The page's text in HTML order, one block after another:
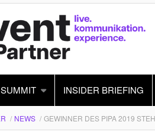
INSIDER BRIEFING
NEWS GEWINNER DES PIPA 2019